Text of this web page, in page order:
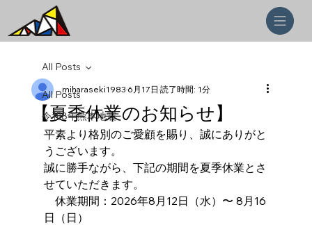
All Posts
令和8年熊本地震
All Posts
【夏季休業のお知らせ】
miharaseki19836月17日 読了時間: 1分
平素より格別のご愛顧を賜り、誠にありがと
うございます。
誠に勝手ながら、下記の期間を夏季休業とさ
せていただきます。
休業期間：2026年8月12日（水）〜 8月16
日（日）